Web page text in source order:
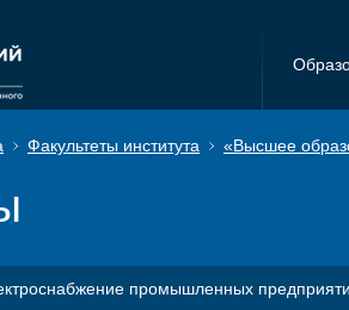
Факультеты института «Высшее
промышленных